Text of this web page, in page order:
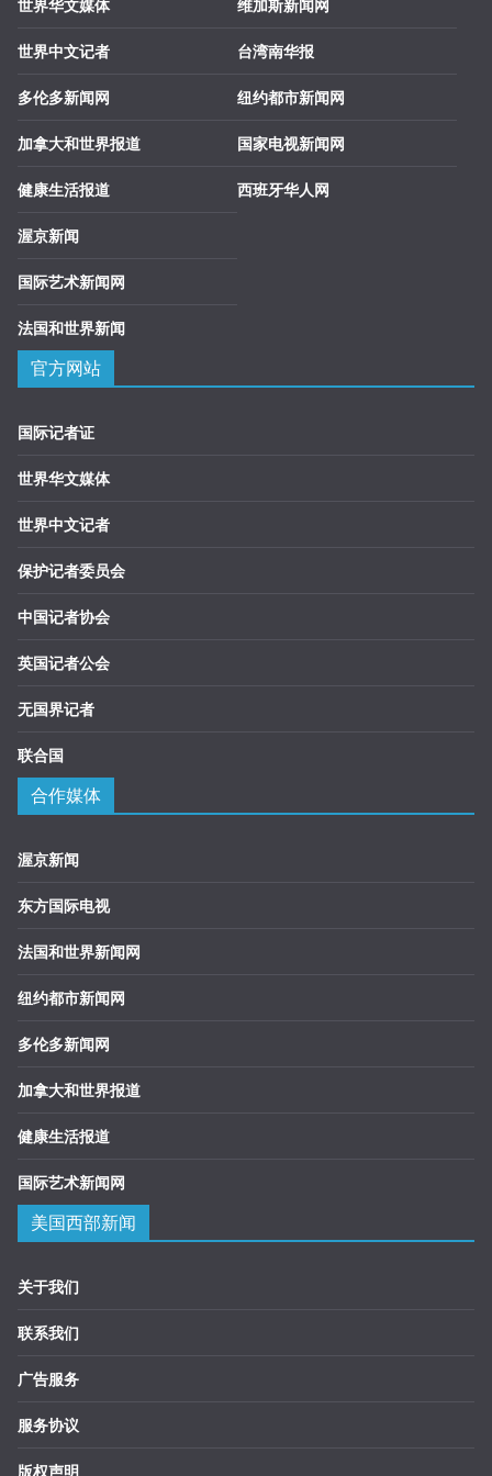
世界华文媒体
世界中文记者
多伦多新闻网
加拿大和世界报道
健康生活报道
渥京新闻
国际艺术新闻网
法国和世界新闻
维加斯新闻网
台湾南华报
纽约都市新闻网
国家电视新闻网
西班牙华人网
官方网站
国际记者证
世界华文媒体
世界中文记者
保护记者委员会
中国记者协会
英国记者公会
无国界记者
联合国
合作媒体
渥京新闻
东方国际电视
法国和世界新闻网
纽约都市新闻网
多伦多新闻网
加拿大和世界报道
健康生活报道
国际艺术新闻网
美国西部新闻
关于我们
联系我们
广告服务
服务协议
版权声明